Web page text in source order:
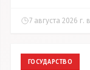
7 августа 2026 г.
ГОСУДАРСТВО